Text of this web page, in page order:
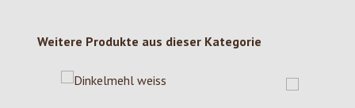
Produktgalerie überspringen
Weitere Produkte aus dieser Kategorie